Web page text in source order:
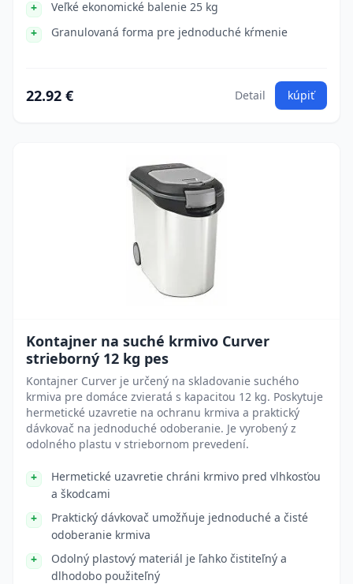
Veľké ekonomické balenie 25 kg
Granulovaná forma pre jednoduché kŕmenie
22.92 € Detail kúpiť
Kontajner na suché krmivo Curver
strieborný 12 kg pes
Kontajner Curver je určený na skladovanie suchého
krmiva pre domáce zvieratá s kapacitou 12 kg. Poskytuje
hermetické uzavretie na ochranu krmiva a praktický
dávkovač na jednoduché odoberanie. Je vyrobený z
odolného plastu v striebornom prevedení.
Hermetické uzavretie chráni krmivo pred vlhkosťou
a škodcami
Praktický dávkovač umožňuje jednoduché a čisté
odoberanie krmiva
Odolný plastový materiál je ľahko čistiteľný a
dlhodobo použiteľný